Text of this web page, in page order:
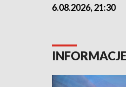
6.08.2026, 21:30